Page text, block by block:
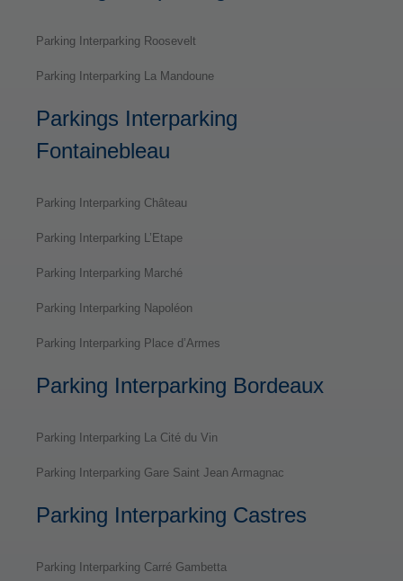
Parking Interparking Roosevelt
Parking Interparking La Mandoune
Parkings Interparking
Fontainebleau
Parking Interparking Château
Parking Interparking L’Etape
Parking Interparking Marché
Parking Interparking Napoléon
Parking Interparking Place d’Armes
Parking Interparking Bordeaux
Parking Interparking La Cité du Vin
Parking Interparking Gare Saint Jean Armagnac
Parking Interparking Castres
Parking Interparking Carré Gambetta